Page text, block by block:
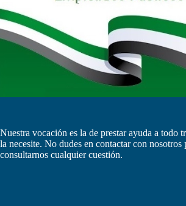
Nuestra vocación es la de prestar ayuda a todo
la necesite. No dudes en contactar con nosotros
consultarnos cualquier cuestión.